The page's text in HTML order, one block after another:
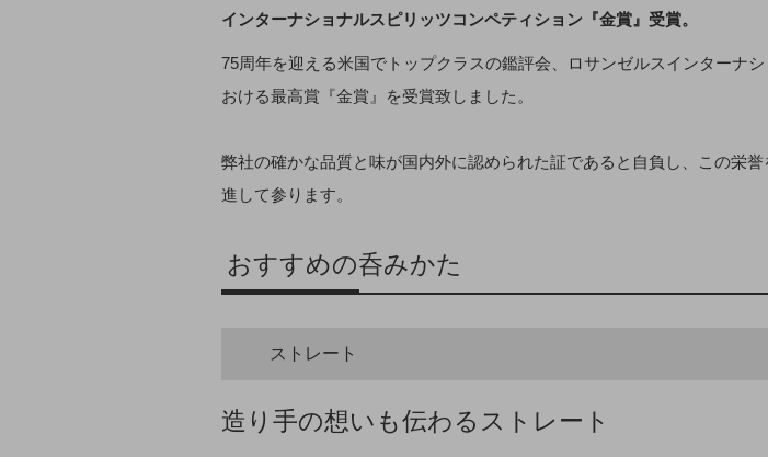
インターナショナルスピリッツコンペティション『金賞』受賞。
75周年を迎える米国でトップクラスの鑑評会、ロサンゼルスインターナ
おける最高賞『金賞』を受賞致しました。
弊社の確かな品質と味が国内外に認められた証であると自負し、この栄
進して参ります。
おすすめの呑みかた
ストレート
造り手の想いも伝わるストレート